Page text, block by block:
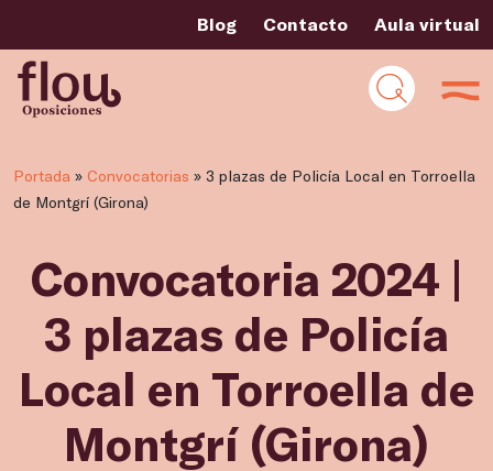
Blog Contacto Aula virtual
Portada » Convocatorias » 3 plazas de Policía Local en Torroella
de Montgrí (Girona)
Convocatoria 2024 |
3 plazas de Policía
Local en Torroella de
Montgrí (Girona)